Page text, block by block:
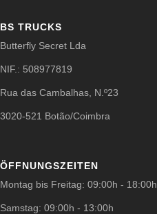
BS TRUCKS
Butterfly Secret Lda
NIF.: 508977819
Rua das Cambalhas, N.º23
3020-521 Botão/Coimbra
ÖFFNUNGSZEITEN
Montag bis Freitag: 09:00h - 18:00h
Samstag: 09:00h - 13:00h